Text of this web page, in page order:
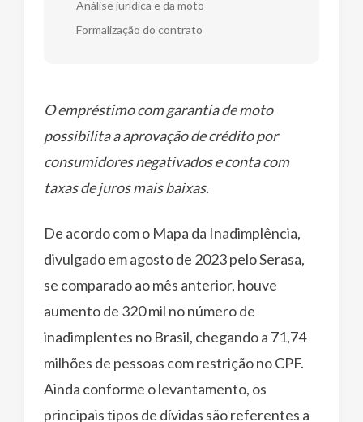
Análise jurídica e da moto
Formalização do contrato
O empréstimo com garantia de moto
possibilita a aprovação de crédito por
consumidores negativados e conta com
taxas de juros mais baixas.
De acordo com o Mapa da Inadimplência,
divulgado em agosto de 2023 pelo Serasa,
se comparado ao mês anterior, houve
aumento de 320 mil no número de
inadimplentes no Brasil, chegando a 71,74
milhões de pessoas com restrição no CPF.
Ainda conforme o levantamento, os
principais tipos de dívidas são referentes a